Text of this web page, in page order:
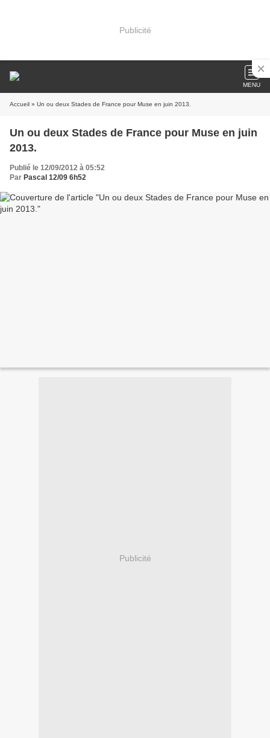
Publicité
MENU
Accueil » Un ou deux Stades de France pour Muse en juin 2013.
Un ou deux Stades de France pour Muse en juin
2013.
Publié le 12/09/2012 à 05:52
Par Pascal 12/09 6h52
Publicité